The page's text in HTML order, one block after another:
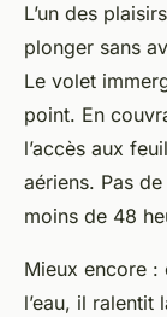
L’un des
plonger sans
Le volet
point. En
l’accès aux
aériens. Pas
moins de 48
Mieux encore :
l’eau, il ralentit